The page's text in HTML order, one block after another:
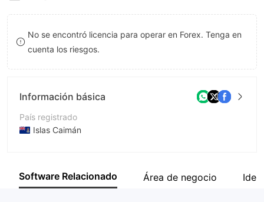
9 9
No se encontró licencia para operar en Forex. Tenga en
cuenta los riesgos.
Información básica
País registrado
Islas Caimán
Empresa
Software Relacionado Área de negocio